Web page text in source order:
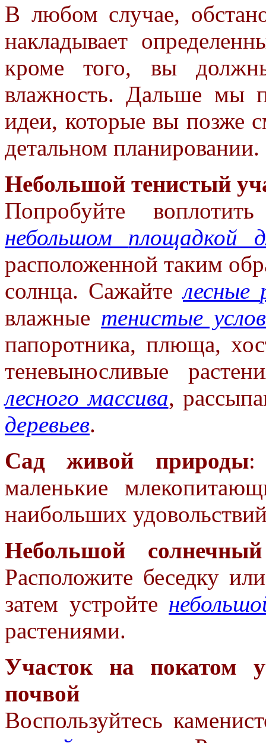
В любом случае,
накладывает
крометого, вы
влажность. Дальше мы
идеи, которые вы позже
детальном планировании.
Небольшой тенистый
Попробуйте
небольшом площадкой
расположенной таким
солнца. Сажайтелесные
влажные тенистые
папоротника, плюща,
теневыносливые
лесного массива,
деревьев.
Сад живой природы:
маленькие
наибольших
Небольшой
Расположите беседку
затем устройте
растениями.
Участок на покатом
почвой
Воспользуйтесь